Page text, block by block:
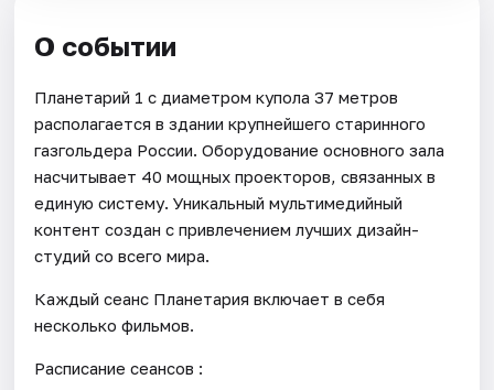
О событии
Планетарий 1 с диаметром купола 37 метров
располагается в здании крупнейшего старинного
газгольдера России. Оборудование основного зала
насчитывает 40 мощных проекторов, связанных в
единую систему. Уникальный мультимедийный
контент создан с привлечением лучших дизайн-
студий со всего мира.
Каждый сеанс Планетария включает в себя
несколько фильмов.
Расписание сеансов :